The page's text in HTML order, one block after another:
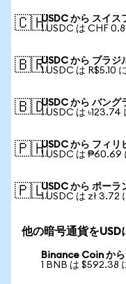
🇨🇭USDC から スイス
1 USDC は CHF
🇧🇷USDC から ブラジ
1 USDC は R$5.10
🇧🇩USDC から バング
1 USDC は ৳123.74
🇵🇭USDC から フィリ
1 USDC は ₱60.69
🇵🇱USDC から ポーラ
1 USDC は zł 3.72
他の暗号通貨をUSD
Binance Coin か
1 BNB は $592.38